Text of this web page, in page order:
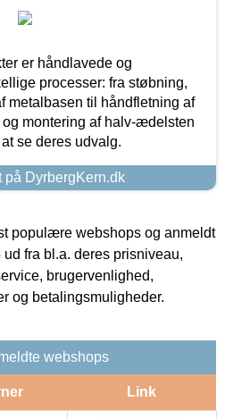
er håndlavede og
processer: fra støbning,
metalbasen til håndfletning af
montering af halv-ædelsten
se deres udvalg.
på DyrbergKern.dk
populære webshops og anmeldt
fra bl.a. deres prisniveau,
brugervenlighed,
og betalingsmuligheder.
webshops
Link